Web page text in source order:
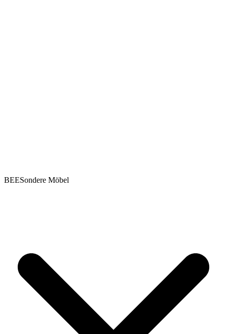
BEESondere Möbel